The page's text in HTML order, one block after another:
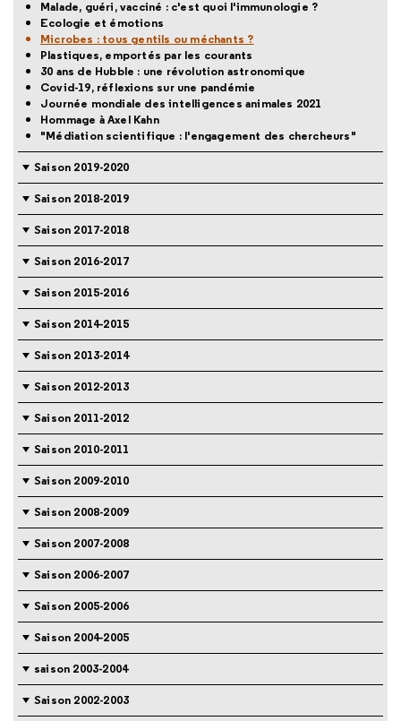
Malade, guéri, vacciné : c'est quoi l'immunologie ?
Ecologie et émotions
Microbes : tous gentils ou méchants ?
Plastiques, emportés par les courants
30 ans de Hubble : une révolution astronomique
Covid-19, réflexions sur une pandémie
Journée mondiale des intelligences animales 2021
Hommage à Axel Kahn
"Médiation scientifique : l'engagement des chercheurs"
Saison 2019-2020
Saison 2018-2019
Saison 2017-2018
Saison 2016-2017
Saison 2015-2016
Saison 2014-2015
Saison 2013-2014
Saison 2012-2013
Saison 2011-2012
Saison 2010-2011
Saison 2009-2010
Saison 2008-2009
Saison 2007-2008
Saison 2006-2007
Saison 2005-2006
Saison 2004-2005
saison 2003-2004
Saison 2002-2003